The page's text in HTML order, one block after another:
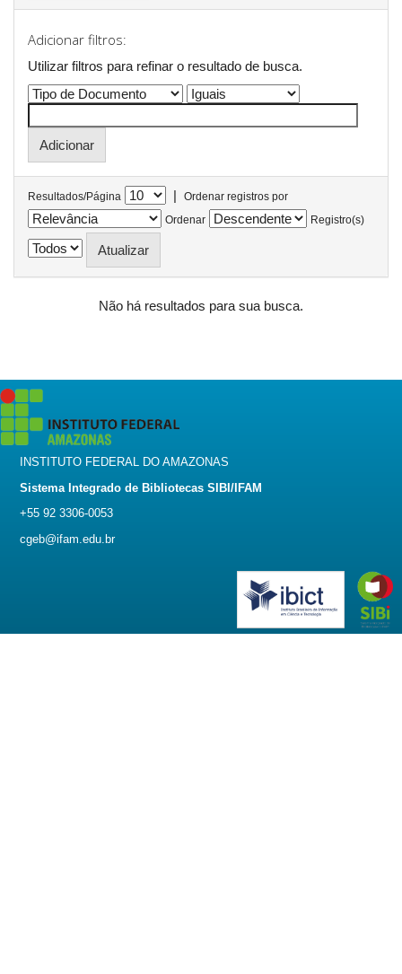
Adicionar filtros:
Utilizar filtros para refinar o resultado de busca.
Resultados/Página |
Ordenar registros por
Ordenar
Registro(s)
Não há resultados para sua busca.
INSTITUTO FEDERAL DO AMAZONAS
Sistema Integrado de Bibliotecas SIBI/IFAM
+55 92 3306-0053
cgeb@ifam.edu.br